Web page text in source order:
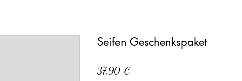
Seifen Geschenkspaket
37,90 €